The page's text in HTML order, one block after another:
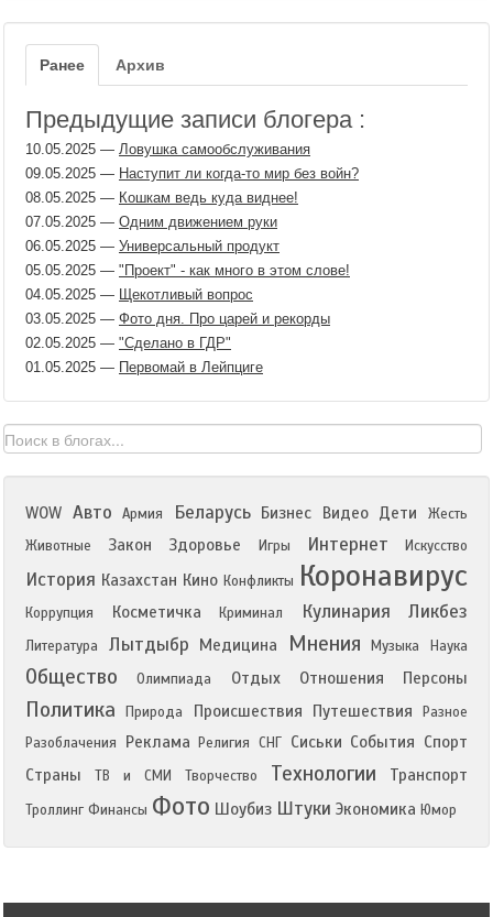
Ранее Архив
Предыдущие записи блогера :
10.05.2025 — Ловушка самообслуживания
09.05.2025 — Наступит ли когда-то мир без войн?
08.05.2025 — Кошкам ведь куда виднее!
07.05.2025 — Одним движением руки
06.05.2025 — Универсальный продукт
05.05.2025 — "Проект" - как много в этом слове!
04.05.2025 — Щекотливый вопрос
03.05.2025 — Фото дня. Про царей и рекорды
02.05.2025 — "Сделано в ГДР"
01.05.2025 — Первомай в Лейпциге
WOW Авто Армия Беларусь Бизнес Видео Дети
Жесть
Животные
Закон Здоровье Игры Интернет Искусство
История Казахстан Кино Конфликты Коронавирус
Коррупция Косметичка Криминал Кулинария Ликбез
Литература Лытдыбр Медицина Мнения Музыка Наука
Общество Олимпиада Отдых Отношения Персоны
Политика Природа Происшествия Путешествия
Разное
Разоблачения
Реклама Религия СНГ Сиськи События Спорт
Страны
ТВ и СМИ Творчество Технологии Транспорт
Троллинг Финансы Фото Шоубиз Штуки Экономика Юмор